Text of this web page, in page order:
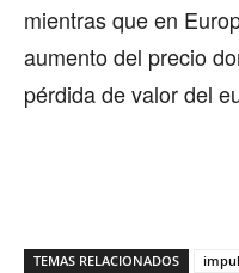
mientras que en
aumento del precio
pérdida de valor del
TEMAS RELACIONADOS